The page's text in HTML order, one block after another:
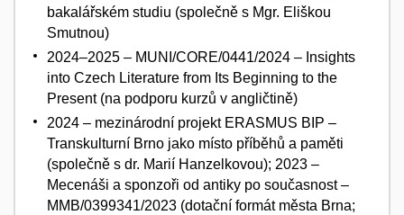
bakalářském studiu (společně s Mgr. Eliškou
Smutnou)
2024–2025 – MUNI/CORE/0441/2024 – Insights
into Czech Literature from Its Beginning to the
Present (na podporu kurzů v angličtině)
2024 – mezinárodní projekt ERASMUS BIP –
Transkulturní Brno jako místo příběhů a paměti
(společně s dr. Marií Hanzelkovou); 2023 –
Mecenáši a sponzoři od antiky po současnost –
MMB/0399341/2023 (dotační formát města Brna;